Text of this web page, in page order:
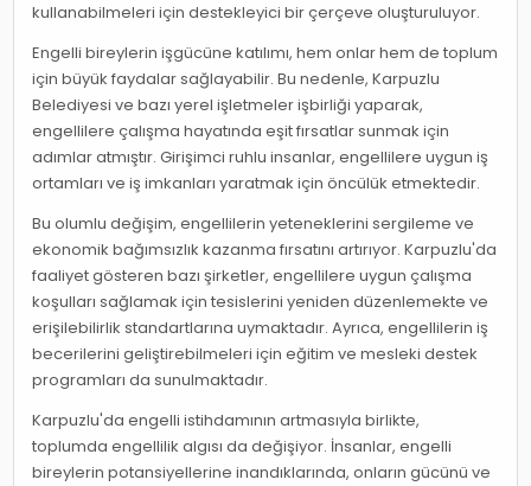
kullanabilmeleri için destekleyici bir çerçeve oluşturuluyor.
Engelli bireylerin işgücüne katılımı, hem onlar hem de toplum
için büyük faydalar sağlayabilir. Bu nedenle, Karpuzlu
Belediyesi ve bazı yerel işletmeler işbirliği yaparak,
engellilere çalışma hayatında eşit fırsatlar sunmak için
adımlar atmıştır. Girişimci ruhlu insanlar, engellilere uygun iş
ortamları ve iş imkanları yaratmak için öncülük etmektedir.
Bu olumlu değişim, engellilerin yeteneklerini sergileme ve
ekonomik bağımsızlık kazanma fırsatını artırıyor. Karpuzlu'da
faaliyet gösteren bazı şirketler, engellilere uygun çalışma
koşulları sağlamak için tesislerini yeniden düzenlemekte ve
erişilebilirlik standartlarına uymaktadır. Ayrıca, engellilerin iş
becerilerini geliştirebilmeleri için eğitim ve mesleki destek
programları da sunulmaktadır.
Karpuzlu'da engelli istihdamının artmasıyla birlikte,
toplumda engellilik algısı da değişiyor. İnsanlar, engelli
bireylerin potansiyellerine inandıklarında, onların gücünü ve